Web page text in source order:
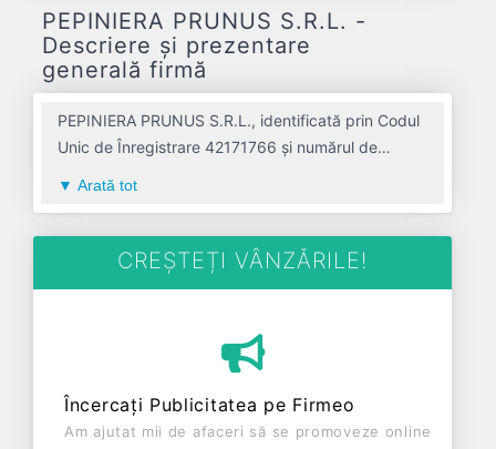
PEPINIERA PRUNUS S.R.L. -
Descriere și prezentare
generală firmă
PEPINIERA PRUNUS S.R.L., identificată prin Codul
Unic de Înregistrare 42171766 și numărul de
poziționat în zona de Centru a țării, în judetul
ALBA, compania aduce o contribuție semnificativă
fost fondată în anul 2020, având o vechime de 6
ani. Conform ultimului bilanț, societatea a
de 0 RON, gestionând operațiunile cu un număr
mediu de 0 de salariați pe ultimul an fiscal.
Arată tot
CREȘTEȚI VÂNZĂRILE!
Încercați Publicitatea pe Firmeo
Am ajutat mii de afaceri să se promoveze online